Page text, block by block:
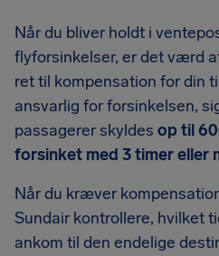
Når du bliver holdt i
flyforsinkelser, er det værd
ret til kompensation for din
ansvarlig for forsinkelsen,
passagerer skyldes op til
forsinket med 3 timer eller
Når du kræver
Sundair kontrollere, hvilket
ankom til den endelige